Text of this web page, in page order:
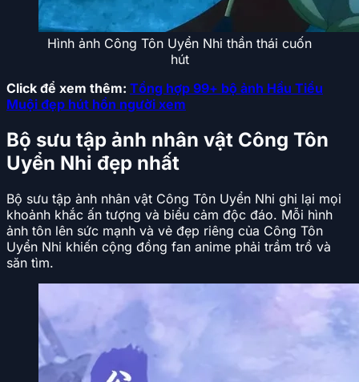
Hình ảnh Công Tôn Uyển Nhi thần thái cuốn
hút
Click để xem thêm: Tổng hợp 99+ bộ ảnh Hầu Tiểu
Muội đẹp hút hồn người xem
Bộ sưu tập ảnh nhân vật Công Tôn
Uyển Nhi đẹp nhất
Bộ sưu tập ảnh nhân vật Công Tôn Uyển Nhi ghi lại mọi
khoảnh khắc ấn tượng và biểu cảm độc đáo. Mỗi hình
ảnh tôn lên sức mạnh và vẻ đẹp riêng của Công Tôn
Uyển Nhi khiến cộng đồng fan anime phải trầm trồ và
săn tìm.